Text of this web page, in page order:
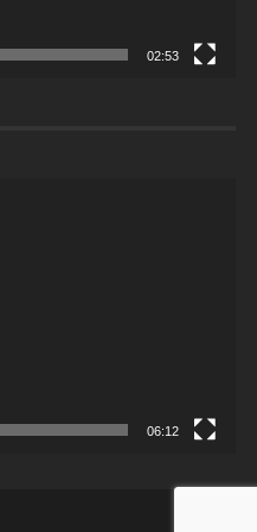
02:53
06:12